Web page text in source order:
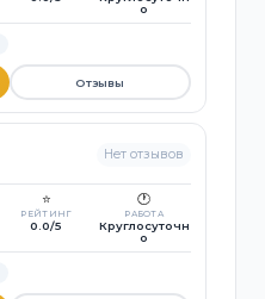
о
Отзывы
Нет отзывов
⭐
РЕЙТИНГ
0.0/5
🕐
РАБОТА
Круглосуточн
о